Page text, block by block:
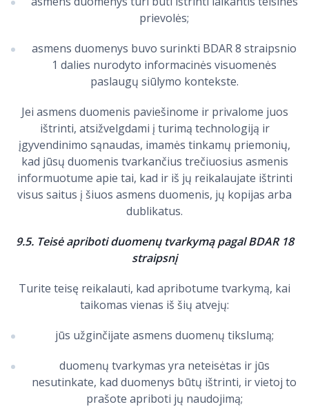
prievolės;
asmens duomenys buvo surinkti BDAR 8 straipsnio
1 dalies nurodyto informacinės visuomenės
paslaugų siūlymo kontekste.
Jei asmens duomenis paviešinome ir privalome juos
ištrinti, atsižvelgdami į turimą technologiją ir
įgyvendinimo sąnaudas, imamės tinkamų priemonių,
kad jūsų duomenis tvarkančius trečiuosius asmenis
informuotume apie tai, kad ir iš jų reikalaujate ištrinti
visus saitus į šiuos asmens duomenis, jų kopijas arba
dublikatus.
9.5. Teisė apriboti duomenų tvarkymą pagal BDAR 18
straipsnį
Turite teisę reikalauti, kad apribotume tvarkymą, kai
taikomas vienas iš šių atvejų:
jūs užginčijate asmens duomenų tikslumą;
duomenų tvarkymas yra neteisėtas ir jūs
nesutinkate, kad duomenys būtų ištrinti, ir vietoj to
prašote apriboti jų naudojimą;